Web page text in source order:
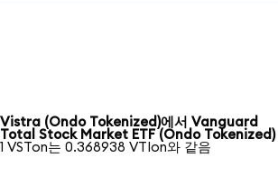
Vistra (Ondo Tokenized)에서 Vanguard
Total Stock Market ETF (Ondo Tokenized)
1 VSTon는 0.368938 VTIon와 같음